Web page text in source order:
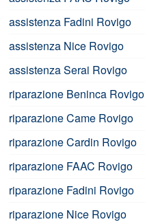
assistenza Fadini Rovigo
assistenza Nice Rovigo
assistenza Serai Rovigo
riparazione Beninca Rovigo
riparazione Came Rovigo
riparazione Cardin Rovigo
riparazione FAAC Rovigo
riparazione Fadini Rovigo
riparazione Nice Rovigo